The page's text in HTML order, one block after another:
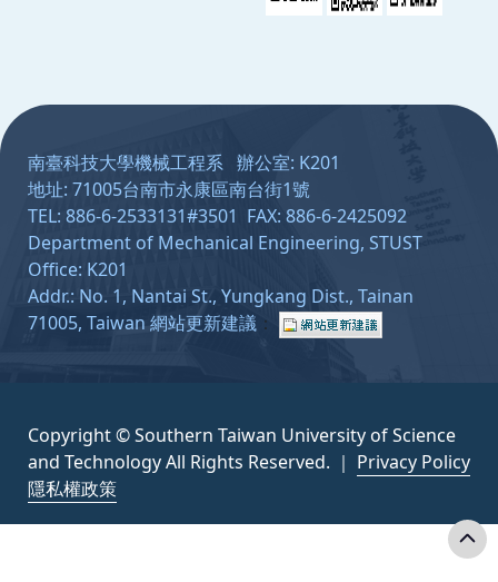
南臺科技大學機械工程系 辦公室: K201
地址: 71005台南市永康區南台街1號
TEL: 886-6-2533131#3501 FAX: 886-6-2425092
Department of Mechanical Engineering, STUST
Office: K201
Addr.: No. 1, Nantai St., Yungkang Dist., Tainan
71005, Taiwan 網站更新建議 ：
Copyright © Southern Taiwan University of Science
and Technology All Rights Reserved. ｜ Privacy Policy
隱私權政策